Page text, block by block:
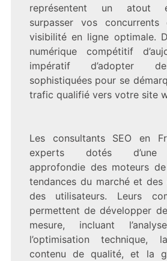
représentent un atout
surpasser vos
visibilité en ligne optimale.
numérique compétitif
impératif d’adopter
sophistiquées pour se
trafic qualifié vers votre site
Les consultants SEO en
experts dotés d’une
approfondie des moteurs
tendances du marché et
des utilisateurs. Leurs
permettent de développer
mesure, incluant
l’optimisation
contenu de qualité, et la